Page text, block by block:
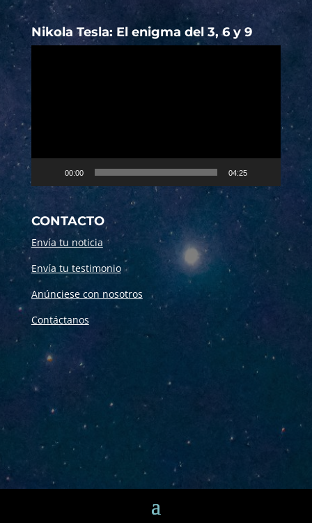
Nikola Tesla: El enigma del 3, 6 y 9
00:00 04:25
CONTACTO
Envía tu noticia
Envía tu testimonio
Anúnciese con nosotros
Contáctanos